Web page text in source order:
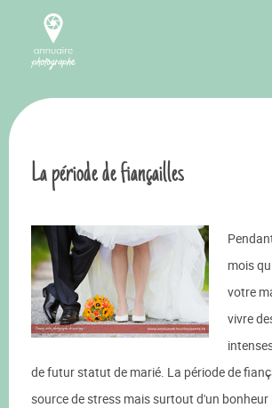
La période de fiançailles
mois
votre
vivre
de futur statut de marié. La période de
source de stress mais surtout d'un bonheur